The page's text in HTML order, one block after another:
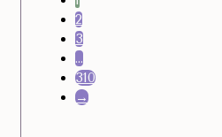
2
3
…
310
→